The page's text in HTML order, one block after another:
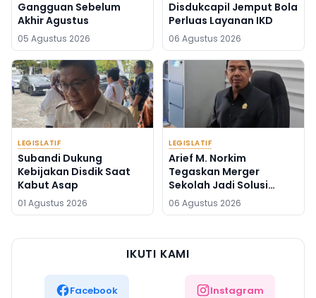
Gangguan Sebelum
Akhir Agustus
05 Agustus 2026
Disdukcapil Jemput Bola
Perluas Layanan IKD
06 Agustus 2026
LEGISLATIF
Subandi Dukung
Kebijakan Disdik Saat
Kabut Asap
01 Agustus 2026
LEGISLATIF
Arief M. Norkim
Tegaskan Merger
Sekolah Jadi Solusi
Kekurangan Guru
06 Agustus 2026
IKUTI KAMI
Facebook Instagram